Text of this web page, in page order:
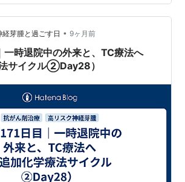
悔しさも募ります。 TC療法（トポテカ
ファミド）開始へ Rは翌日から「TC療
ます。今回の治療薬は、トポテカンと
ミド。どちらもこれま…
経芽腫と過ごす日 • 9ヶ月前
一時退院中の外来と、TC療法へ
法サイクル②Day28）